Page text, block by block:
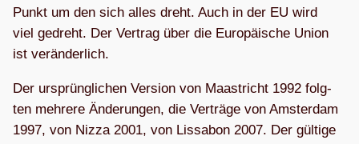
Punkt um den sich alles dreht. Auch in der EU wird
viel gedreht. Der Ver­trag über die Euro­päi­sche Union
ist veränderlich.
Der ursprüng­li­chen Ver­sion von Maas­tricht 1992 folg­
ten meh­rere Ände­run­gen, die Ver­träge von Ams­ter­dam
1997, von Nizza 2001, von Lis­sa­bon 2007. Der gül­tige